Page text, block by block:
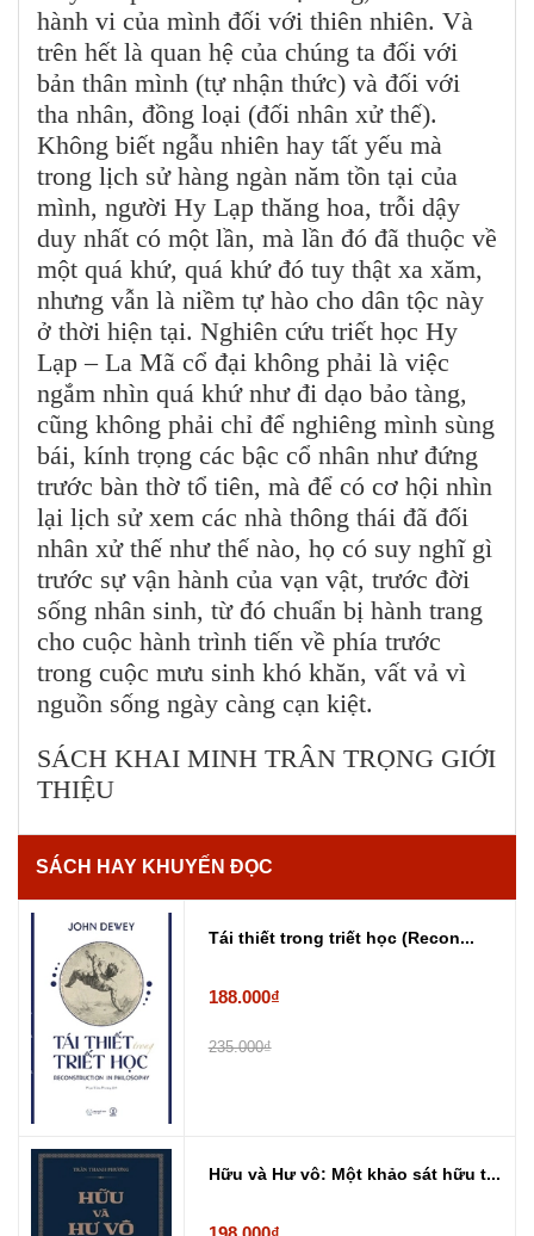
hành vi của mình đối với thiên nhiên. Và
trên hết là quan hệ của chúng ta đối với
bản thân mình (tự nhận thức) và đối với
tha nhân, đồng loại (đối nhân xử thế).
Không biết ngẫu nhiên hay tất yếu mà
trong lịch sử hàng ngàn năm tồn tại của
mình, người Hy Lạp thăng hoa, trỗi dậy
duy nhất có một lần, mà lần đó đã thuộc về
một quá khứ, quá khứ đó tuy thật xa xăm,
nhưng vẫn là niềm tự hào cho dân tộc này
ở thời hiện tại. Nghiên cứu triết học Hy
Lạp – La Mã cổ đại không phải là việc
ngắm nhìn quá khứ như đi dạo bảo tàng,
cũng không phải chỉ để nghiêng mình sùng
bái, kính trọng các bậc cổ nhân như đứng
trước bàn thờ tổ tiên, mà để có cơ hội nhìn
lại lịch sử xem các nhà thông thái đã đối
nhân xử thế như thế nào, họ có suy nghĩ gì
trước sự vận hành của vạn vật, trước đời
sống nhân sinh, từ đó chuẩn bị hành trang
cho cuộc hành trình tiến về phía trước
trong cuộc mưu sinh khó khăn, vất vả vì
nguồn sống ngày càng cạn kiệt.
SÁCH KHAI MINH TRÂN TRỌNG GIỚI
THIỆU
SÁCH HAY KHUYẾN ĐỌC
Tái thiết trong triết học (Recon...
188.000₫
235.000₫
Hữu và Hư vô: Một khảo sát hữu t...